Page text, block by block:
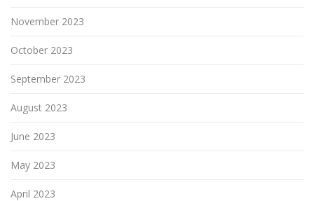
November 2023
October 2023
September 2023
August 2023
June 2023
May 2023
April 2023